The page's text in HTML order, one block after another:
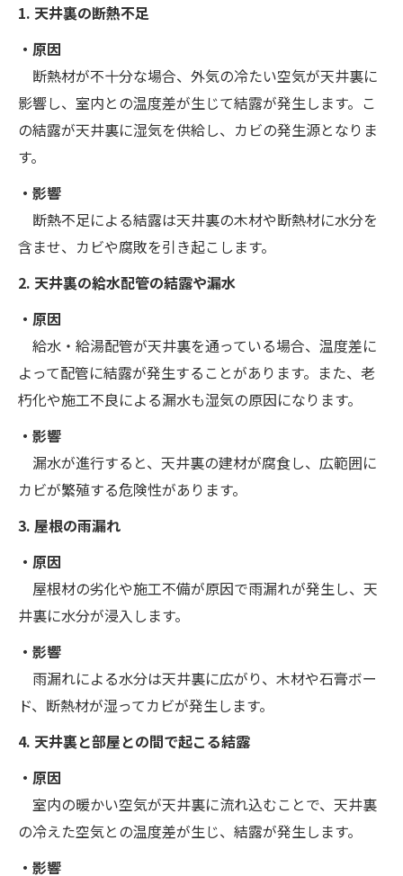
1. 天井裏の断熱不足
・原因
断熱材が不十分な場合、外気の冷たい空気が天井裏に
影響し、室内との温度差が生じて結露が発生します。こ
の結露が天井裏に湿気を供給し、カビの発生源となりま
す。
・影響
断熱不足による結露は天井裏の木材や断熱材に水分を
含ませ、カビや腐敗を引き起こします。
2. 天井裏の給水配管の結露や漏水
・原因
給水・給湯配管が天井裏を通っている場合、温度差に
よって配管に結露が発生することがあります。また、老
朽化や施工不良による漏水も湿気の原因になります。
・影響
漏水が進行すると、天井裏の建材が腐食し、広範囲に
カビが繁殖する危険性があります。
3. 屋根の雨漏れ
・原因
屋根材の劣化や施工不備が原因で雨漏れが発生し、天
井裏に水分が浸入します。
・影響
雨漏れによる水分は天井裏に広がり、木材や石膏ボー
ド、断熱材が湿ってカビが発生します。
4. 天井裏と部屋との間で起こる結露
・原因
室内の暖かい空気が天井裏に流れ込むことで、天井裏
の冷えた空気との温度差が生じ、結露が発生します。
・影響